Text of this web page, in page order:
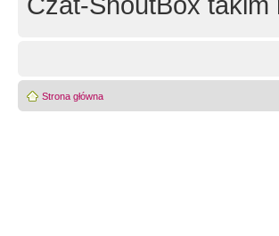
Strona główna